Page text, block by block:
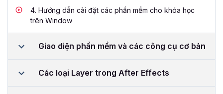
4. Hướng dẫn cài đặt các phần mềm cho khóa học
trên Window
Giao diện phần mềm và các công cụ cơ bản
Các loại Layer trong After Effects